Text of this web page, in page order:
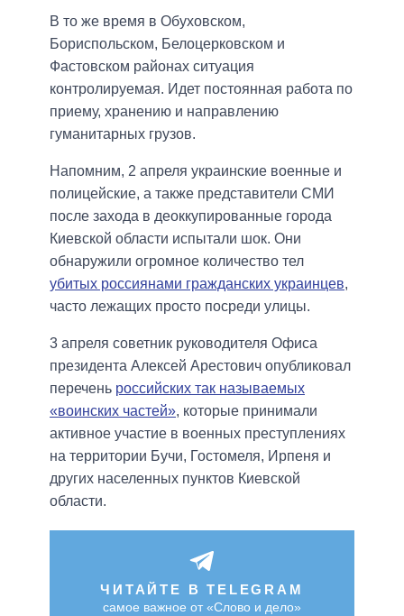
В то же время в Обуховском,
Бориспольском, Белоцерковском и
Фастовском районах ситуация
контролируемая. Идет постоянная работа по
приему, хранению и направлению
гуманитарных грузов.
Напомним, 2 апреля украинские военные и
полицейские, а также представители СМИ
после захода в деоккупированные города
Киевской области испытали шок. Они
обнаружили огромное количество тел
убитых россиянами гражданских украинцев,
часто лежащих просто посреди улицы.
3 апреля советник руководителя Офиса
президента Алексей Арестович опубликовал
перечень российских так называемых
«воинских частей», которые принимали
активное участие в военных преступлениях
на территории Бучи, Гостомеля, Ирпеня и
других населенных пунктов Киевской
области.
ЧИТАЙТЕ В TELEGRAM
самое важное от «Слово и дело»